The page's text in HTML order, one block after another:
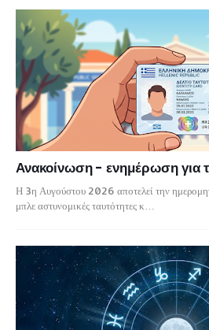
Ανακοίνωση - ενημέρωση για
Η 3η Αυγούστου 2026 αποτελεί την
μπλε αστυνομικές ταυτότητες κ…